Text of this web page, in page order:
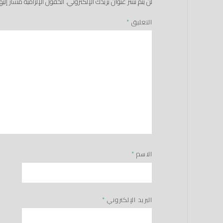
التعليق *
الاسم *
البريد الإلكتروني *